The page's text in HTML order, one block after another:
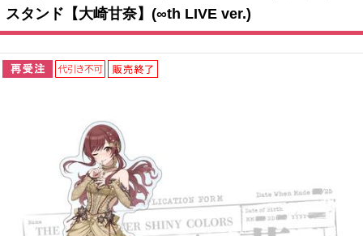
ゲーム 電子書籍
その他先行受付
アイドルマスター SideM
アイドルマスター シャイニーカラーズ
プロジェクトアイマス ヴイアライヴ
テイルズ オブ シリーズ
スタンド【大崎甘奈】(∞th LIVE ver.)